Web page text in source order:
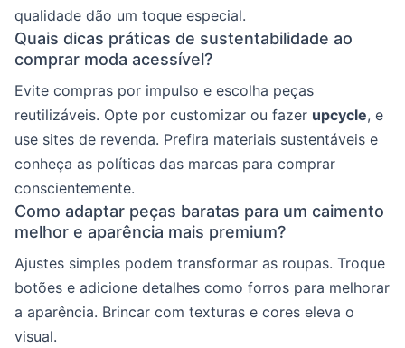
qualidade dão um toque especial.
Quais dicas práticas de sustentabilidade ao
comprar moda acessível?
Evite compras por impulso e escolha peças
reutilizáveis. Opte por customizar ou fazer upcycle, e
use sites de revenda. Prefira materiais sustentáveis e
conheça as políticas das marcas para comprar
conscientemente.
Como adaptar peças baratas para um caimento
melhor e aparência mais premium?
Ajustes simples podem transformar as roupas. Troque
botões e adicione detalhes como forros para melhorar
a aparência. Brincar com texturas e cores eleva o
visual.